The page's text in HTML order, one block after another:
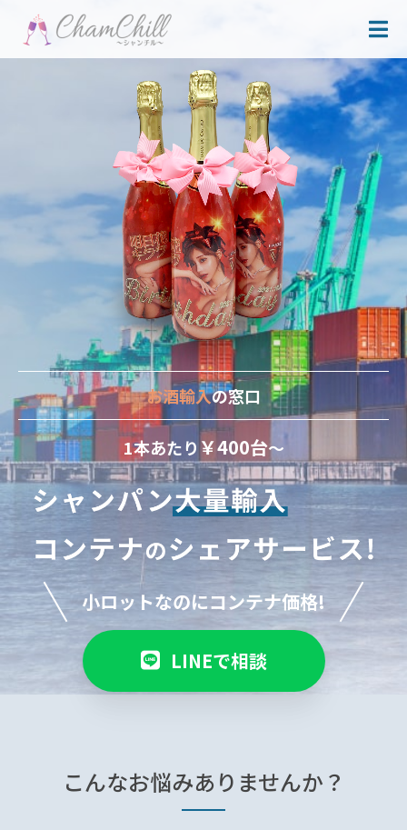
お酒輸入の窓口
1本あたり ￥400台～
小ロットなのにコンテナ価格!
LINEで相談
こんなお悩みありませんか？